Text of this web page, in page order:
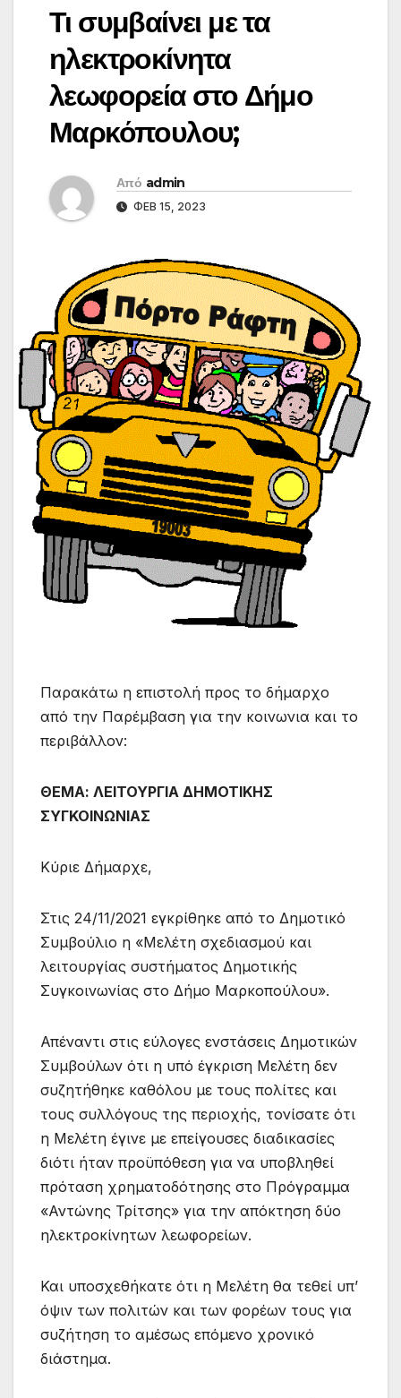
Τι συμβαίνει με τα
ηλεκτροκίνητα
λεωφορεία στο Δήμο
Μαρκόπουλου;
Από admin
ΦΕΒ 15, 2023
Παρακάτω η επιστολή προς το δήμαρχο
από την Παρέμβαση για την κοινωνια και το
περιβάλλον:
ΘΕΜΑ: ΛΕΙΤΟΥΡΓΙΑ ΔΗΜΟΤΙΚΗΣ
ΣΥΓΚΟΙΝΩΝΙΑΣ
Κύριε Δήμαρχε,
Στις 24/11/2021 εγκρίθηκε από το Δημοτικό
Συμβούλιο η «Μελέτη σχεδιασμού και
λειτουργίας συστήματος Δημοτικής
Συγκοινωνίας στο Δήμο Μαρκοπούλου».
Απέναντι στις εύλογες ενστάσεις Δημοτικών
Συμβούλων ότι η υπό έγκριση Μελέτη δεν
συζητήθηκε καθόλου με τους πολίτες και
τους συλλόγους της περιοχής, τονίσατε ότι
η Μελέτη έγινε με επείγουσες διαδικασίες
διότι ήταν προϋπόθεση για να υποβληθεί
πρόταση χρηματοδότησης στο Πρόγραμμα
«Αντώνης Τρίτσης» για την απόκτηση δύο
ηλεκτροκίνητων λεωφορείων.
Και υποσχεθήκατε ότι η Μελέτη θα τεθεί υπ’
όψιν των πολιτών και των φορέων τους για
συζήτηση το αμέσως επόμενο χρονικό
διάστημα.